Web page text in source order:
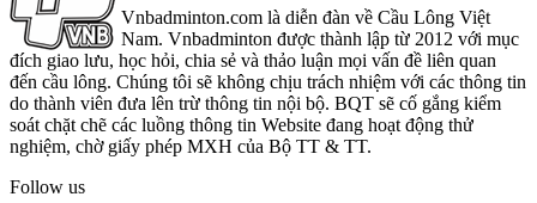
Vnbadminton.com là diễn đàn về Cầu Lông Việt
Nam. Vnbadminton được thành lập từ 2012 với mục
đích giao lưu, học hỏi, chia sẻ và thảo luận mọi vấn đề liên quan
đến cầu lông. Chúng tôi sẽ không chịu trách nhiệm với các thông tin
do thành viên đưa lên trừ thông tin nội bộ. BQT sẽ cố gắng kiểm
soát chặt chẽ các luồng thông tin Website đang hoạt động thử
nghiệm, chờ giấy phép MXH của Bộ TT & TT.
Follow us